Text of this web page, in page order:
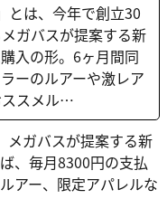
とは、今年で創立30
ガバスが提案する新
入の形。6ヶ月間同
ーのルアーや激レア
ススメル…
メガバスが提案する新
、毎月8300円の支払
アー、限定アパレルな